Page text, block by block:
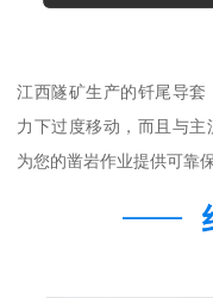
江西隧矿生产的钎尾导
力下过度移动，而且与主
为您的凿岩作业提供可靠